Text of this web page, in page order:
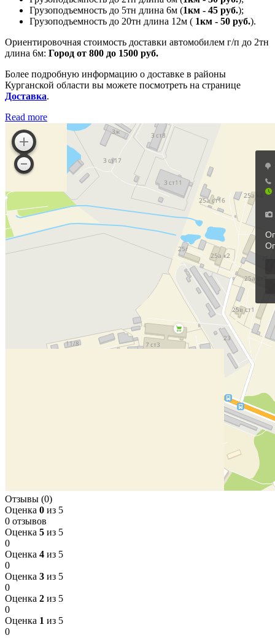
Грузоподъемность до 5тн длина 6м (1км - 45 руб.);
Грузоподъемность до 20тн длина 12м ( 1км - 50 руб.).
Ориентировочная стоимость доставки автомобилем г/п до 2тн
длина 6м: Город от 800 до 1500 руб.
Более подробную информацию о доставке в районы
Курганской области вы можете посмотреть на странице
Доставка.
Read more
Отзывы (0)
Оценка 0 из 5
0 отзывов
Оценка 5 из 5
0
Оценка 4 из 5
0
Оценка 3 из 5
0
Оценка 2 из 5
0
Оценка 1 из 5
0